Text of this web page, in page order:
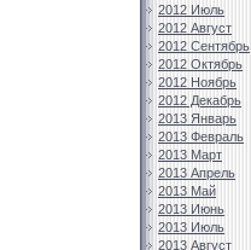
2012 Июль
2012 Август
2012 Сентябрь
2012 Октябрь
2012 Ноябрь
2012 Декабрь
2013 Январь
2013 Февраль
2013 Март
2013 Апрель
2013 Май
2013 Июнь
2013 Июль
2013 Август